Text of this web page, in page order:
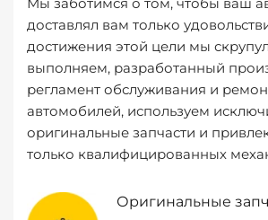
доставлял вам только
достижения этой цели мы
выполняем, разработанный
регламент обслуживания и
автомобилей, используем
оригинальные запчасти и
только квалифицированных
Оригинальные